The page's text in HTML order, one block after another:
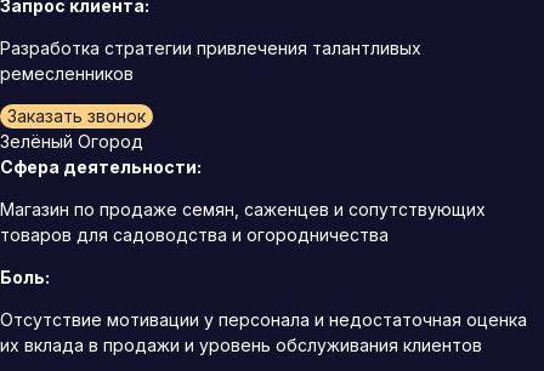
Запрос клиента:
Разработка стратегии привлечения талантливых
ремесленников
Заказать звонок
Зелёный Огород
Сфера деятельности:
Магазин по продаже семян, саженцев и сопутствующих
товаров для садоводства и огородничества
Боль:
Отсутствие мотивации у персонала и недостаточная оценка
их вклада в продажи и уровень обслуживания клиентов